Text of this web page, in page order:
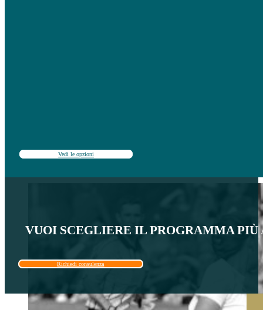
Vedi le opzioni
VUOI SCEGLIERE IL PROGRAMMA
Richiedi consulenza